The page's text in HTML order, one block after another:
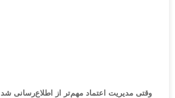
وقتی مدیریت اعتماد مهم‌تر از اطلاع‌رسانی شد